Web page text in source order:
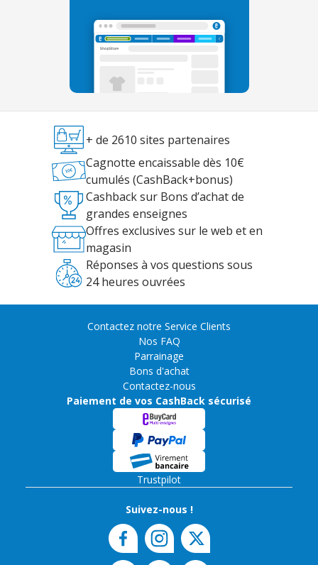
+ de 2610 sites partenaires
Cagnotte encaissable dès 10€
cumulés (CashBack+bonus)
Cashback sur Bons d’achat de
grandes enseignes
Offres exclusives sur le web et en
magasin
Réponses à vos questions sous
24 heures ouvrées
Contactez notre Service Clients
Nos FAQ
Parrainage
Bons d'achat
Contactez-nous
Paiement de vos CashBack sécurisé
Trustpilot
Suivez-nous !